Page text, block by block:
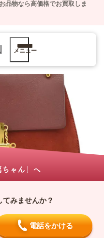
品物なら高価格でお買取しま
メニュー
ちゃん」 へ
てみませんか？
電話をかける